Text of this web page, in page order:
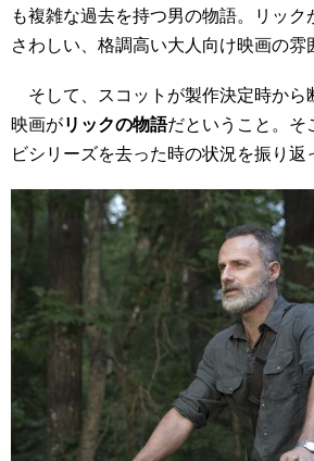
も複雑な過去を持つ男の物語。リッ
さわしい、格調高い大人向け映画の雰
そして、スコットが製作決定時から
映画がリックの物語だということ。そ
ビシリーズを去った時の状況を振り返